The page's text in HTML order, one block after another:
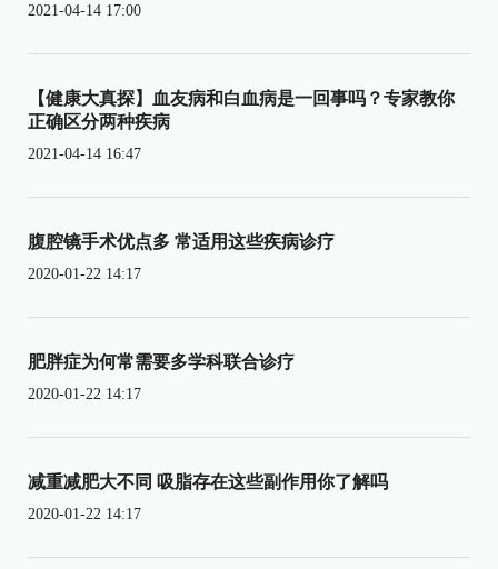
2021-04-14 17:00
【健康大真探】血友病和白血病是一回事吗？专家教你
正确区分两种疾病
2021-04-14 16:47
腹腔镜手术优点多 常适用这些疾病诊疗
2020-01-22 14:17
肥胖症为何常需要多学科联合诊疗
2020-01-22 14:17
减重减肥大不同 吸脂存在这些副作用你了解吗
2020-01-22 14:17